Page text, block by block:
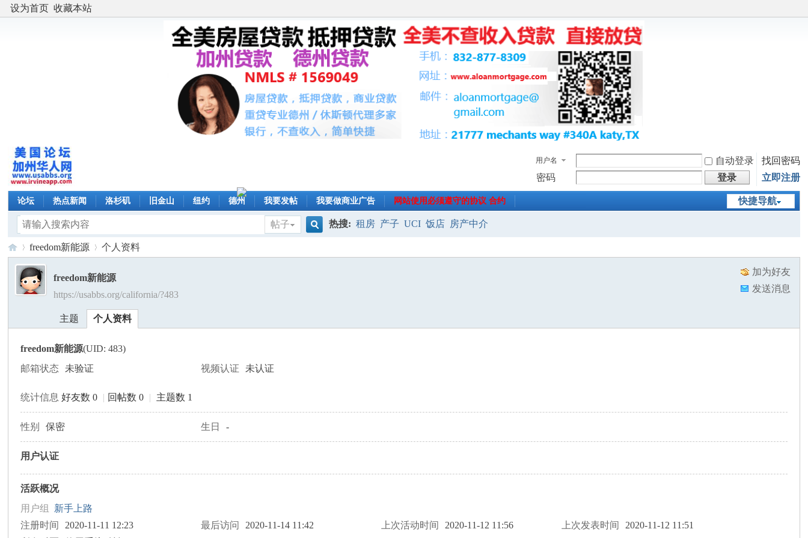
设为首页 收藏本站
用户名 自动登录
找回密码
密码
登录 立即注册
快捷导航
论坛 热点新闻 洛杉矶 旧金山 纽约 德州 我要发帖 我要做商业广告 网站使用必须遵守的协议 合约
帖子
热搜: 租房 产子 UCI 饭店 房产中介
美›
freedom新能源
›
个人资料
加为好友
发送消息
freedom新能源
https://usabbs.org/california/?483
主题 个人资料
freedom新能源(UID: 483)
邮箱状态
未验证 视频认证 未认证
统计信息 好友数 0 | 回帖数 0 | 主题数 1
性别 保密 生日 -
用户认证
活跃概况
用户组 新手上路
注册时间
2020-11-11 12:23 最后访问 2020-11-14 11:42 上次活动时间 2020-11-12 11:56 上次发表时间
2020-11-12 11:51